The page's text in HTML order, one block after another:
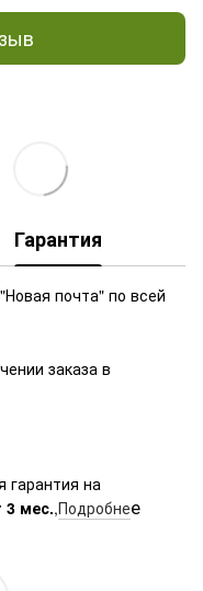
Гарантия
почта" по всей
заказа в
гарантия на
3 мес.,Подробнее